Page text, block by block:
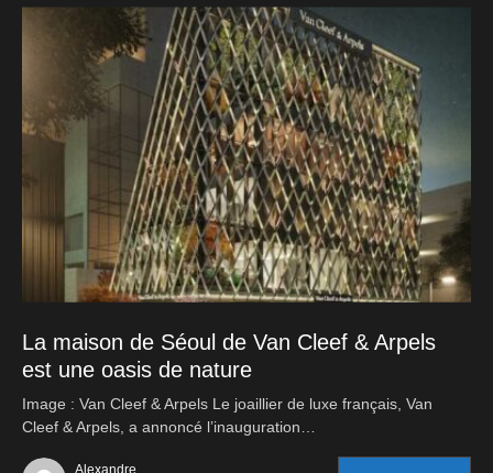
La maison de Séoul de Van Cleef & Arpels
est une oasis de nature
Image : Van Cleef & Arpels Le joaillier de luxe français, Van
Cleef & Arpels, a annoncé l’inauguration…
Alexandre